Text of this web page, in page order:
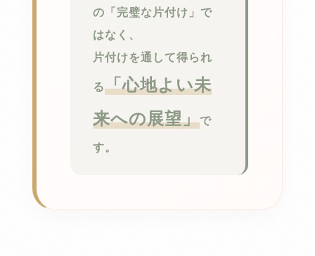
の「完璧な片付け」で
はなく、
片付けを通して得られ
る「心地よい未
来への展望」で
す。